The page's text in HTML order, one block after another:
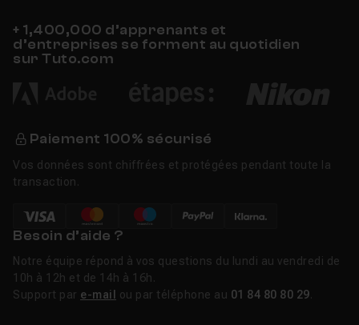
+ 1,400,000 d’apprenants et
d’entreprises se forment au quotidien
sur Tuto.com
Paiement 100% sécurisé
Vos données sont chiffrées et protégées pendant toute la
transaction.
Besoin d’aide ?
Notre équipe répond à vos questions du lundi au vendredi de
10h à 12h et de 14h à 16h.
Support par e-mail ou par téléphone au 01 84 80 80 29